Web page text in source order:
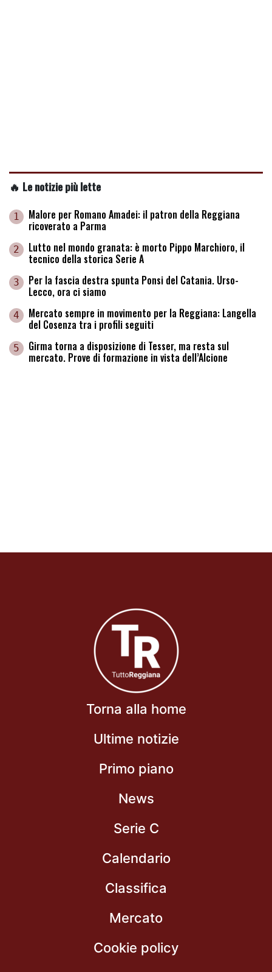
🔥 Le notizie più lette
1 Malore per Romano Amadei: il patron della Reggiana
ricoverato a Parma
2 Lutto nel mondo granata: è morto Pippo Marchioro, il
tecnico della storica Serie A
3 Per la fascia destra spunta Ponsi del Catania. Urso-
Lecco, ora ci siamo
4 Mercato sempre in movimento per la Reggiana: Langella
del Cosenza tra i profili seguiti
5 Girma torna a disposizione di Tesser, ma resta sul
mercato. Prove di formazione in vista dell’Alcione
Torna alla home
Ultime notizie
Primo piano
News
Serie C
Calendario
Classifica
Mercato
Cookie policy